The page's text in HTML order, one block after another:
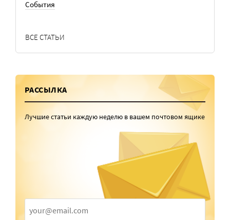
События
ВСЕ СТАТЬИ
РАССЫЛКА
Лучшие статьи каждую неделю в вашем почтовом ящике